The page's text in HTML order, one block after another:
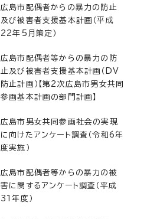
広島市配偶者からの暴力の防止
及び被害者支援基本計画（平成
22年5月策定）
広島市配偶者等からの暴力の防
止及び被害者支援基本計画（DV
防止計画）【第2次広島市男女共同
参画基本計画の部門計画】
広島市男女共同参画社会の実現
に向けたアンケート調査（令和6年
度実施）
広島市配偶者等からの暴力の被
害に関するアンケート調査（平成
31年度）